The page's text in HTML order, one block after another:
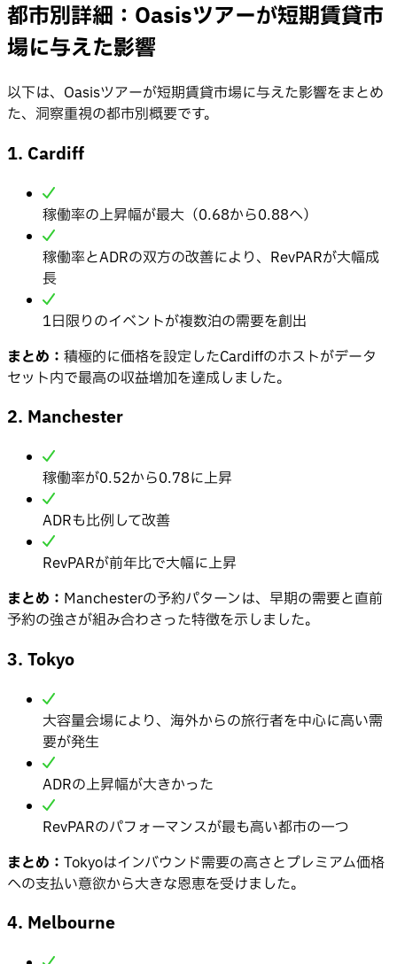
都市別詳細：Oasisツアーが短期賃貸市
場に与えた影響
以下は、Oasisツアーが短期賃貸市場に与えた影響をまとめ
た、洞察重視の都市別概要です。
1. Cardiff
稼働率の上昇幅が最大（0.68から0.88へ）
稼働率とADRの双方の改善により、RevPARが大幅成
長
1日限りのイベントが複数泊の需要を創出
まとめ： 積極的に価格を設定したCardiffのホストがデータ
セット内で最高の収益増加を達成しました。
2. Manchester
稼働率が0.52から0.78に上昇
ADRも比例して改善
RevPARが前年比で大幅に上昇
まとめ： Manchesterの予約パターンは、早期の需要と直前
予約の強さが組み合わさった特徴を示しました。
3. Tokyo
大容量会場により、海外からの旅行者を中心に高い需
要が発生
ADRの上昇幅が大きかった
RevPARのパフォーマンスが最も高い都市の一つ
まとめ： Tokyoはインバウンド需要の高さとプレミアム価格
への支払い意欲から大きな恩恵を受けました。
4. Melbourne